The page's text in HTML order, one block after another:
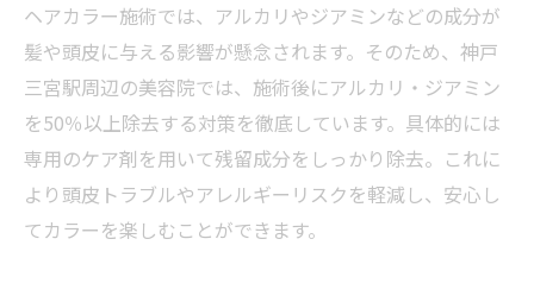
頭皮と髪を守る店舗のチェックポイント紹
介
白髪ぼかしや縮毛矯正に強い美容院の選び
方
カラー後のアフターケアも重視した店舗選
び
ヘアカラー施術では、アルカリやジアミンなどの成分が
髪や頭皮に与える影響が懸念されます。そのため、神戸
三宮駅周辺の美容院では、施術後にアルカリ・ジアミン
を50％以上除去する対策を徹底しています。具体的には
専用のケア剤を用いて残留成分をしっかり除去。これに
より頭皮トラブルやアレルギーリスクを軽減し、安心し
てカラーを楽しむことができます。